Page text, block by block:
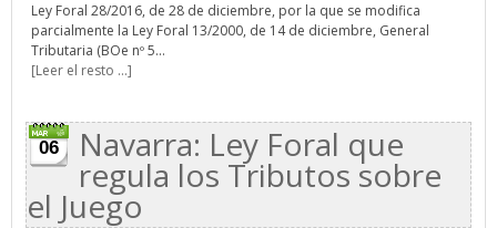
Ley Foral 28/2016, de 28 de diciembre, por la que se modifica
parcialmente la Ley Foral 13/2000, de 14 de diciembre, General
Tributaria (BOe nº 5...
[Leer el resto ...]
06 Navarra: Ley Foral que
regula los Tributos sobre
el Juego